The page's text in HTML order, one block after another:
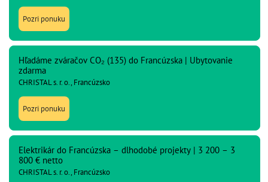
Pozri ponuku
Hľadáme zváračov CO₂ (135) do Francúzska | Ubytovanie
zdarma
CHRISTAL s. r. o., Francúzsko
Pozri ponuku
Elektrikár do Francúzska – dlhodobé projekty | 3 200 – 3
800 € netto
CHRISTAL s. r. o., Francúzsko